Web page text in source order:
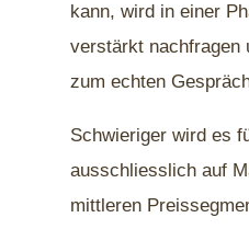
kann, wird in einer
verstärkt nachfragen
zum echten
Schwieriger wird es
ausschliesslich auf
mittleren